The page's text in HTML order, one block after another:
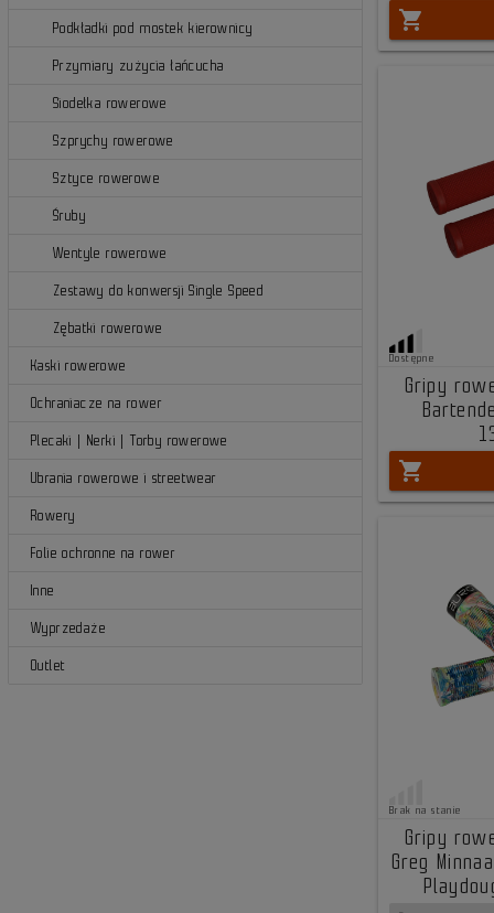
Podkładki pod mostek kierownicy
Przymiary zużycia łańcucha
Siodełka rowerowe
Szprychy rowerowe
Sztyce rowerowe
Śruby
Wentyle rowerowe
Zestawy do konwersji Single Speed
Zębatki rowerowe
Kaski rowerowe
Ochraniacze na rower
Plecaki | Nerki | Torby rowerowe
Ubrania rowerowe i streetwear
Rowery
Folie ochronne na rower
Inne
Wyprzedaże
Outlet
shopping_cart
Dostępne
Gripy
shopping_cart
Brak na stanie
Gripy
Greg